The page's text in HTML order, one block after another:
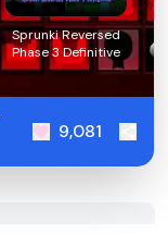
Sprunki Reversed
Phase 3 Definitive
9,081